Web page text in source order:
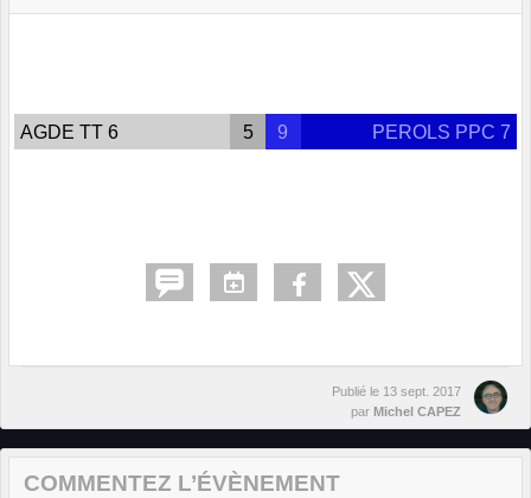
AGDE TT 6 5 9 PEROLS PPC 7
Publié le 13 sept. 2017
par Michel CAPEZ
COMMENTEZ L’ÉVÈNEMENT